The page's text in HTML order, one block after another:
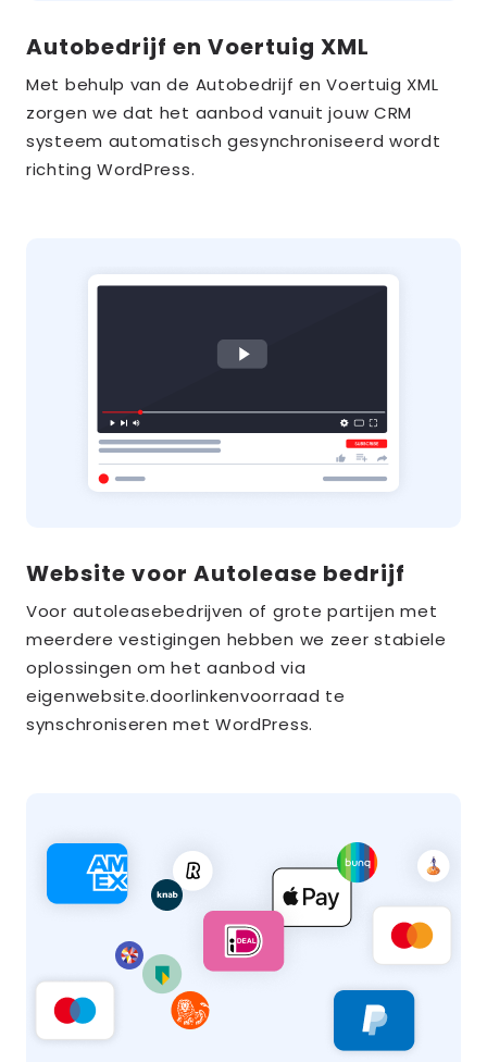
Autobedrijf en Voertuig XML
Met behulp van de Autobedrijf en Voertuig XML
zorgen we dat het aanbod vanuit jouw CRM
systeem automatisch gesynchroniseerd wordt
richting WordPress.
Website voor Autolease bedrijf
Voor autoleasebedrijven of grote partijen met
meerdere vestigingen hebben we zeer stabiele
oplossingen om het aanbod via
eigenwebsite.doorlinkenvoorraad te
synschroniseren met WordPress.